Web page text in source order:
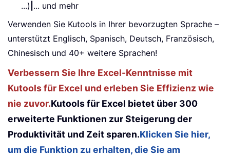
...) ... und mehr
Verwenden Sie Kutools in Ihrer bevorzugten Sprache –
unterstützt Englisch, Spanisch, Deutsch, Französisch,
Chinesisch und 40+ weitere Sprachen!
Verbessern Sie Ihre Excel-Kenntnisse mit
Kutools für Excel und erleben Sie Effizienz wie
nie zuvor.Kutools für Excel bietet über 300
erweiterte Funktionen zur Steigerung der
Produktivität und Zeit sparen.Klicken Sie hier,
um die Funktion zu erhalten, die Sie am